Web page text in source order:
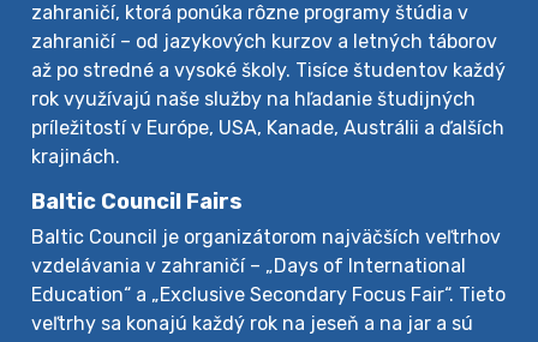
zahraničí, ktorá ponúka rôzne programy štúdia v
zahraničí – od jazykových kurzov a letných táborov
až po stredné a vysoké školy. Tisíce študentov každý
rok využívajú naše služby na hľadanie študijných
príležitostí v Európe, USA, Kanade, Austrálii a ďalších
krajinách.
Baltic Council Fairs
Baltic Council je organizátorom najväčších veľtrhov
vzdelávania v zahraničí – „Days of International
Education“ a „Exclusive Secondary Focus Fair“. Tieto
veľtrhy sa konajú každý rok na jeseň a na jar a sú